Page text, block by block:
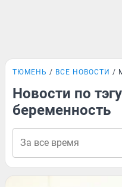
ТЮМЕНЬ ВСЕ НОВОСТИ
Новости по
беременность